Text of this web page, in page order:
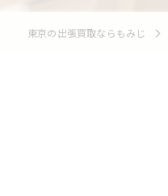
東京の出張買取ならもみじ